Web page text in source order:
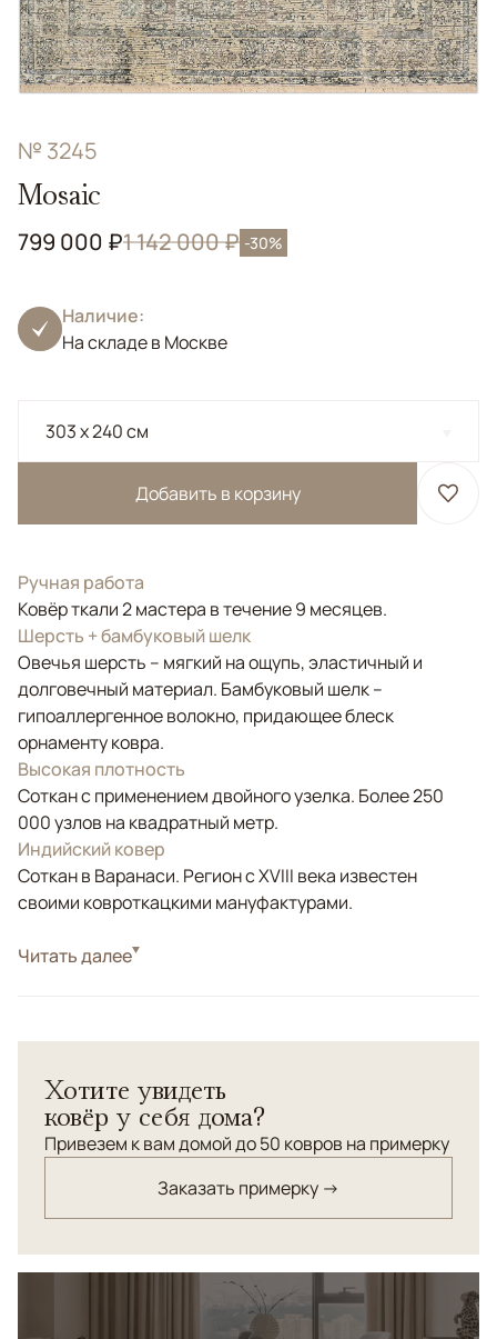
№ 3245
Mosaic
799 000 ₽1 142 000 ₽ -30%
Наличие:
На складе в Москве
303 x 240 см
Добавить в корзину
Ручная работа
Ковёр ткали 2 мастера в течение 9 месяцев.
Шерсть + бамбуковый шелк
Овечья шерсть – мягкий на ощупь, эластичный и
долговечный материал. Бамбуковый шелк –
гипоаллергенное волокно, придающее блеск
орнаменту ковра.
Высокая плотность
Соткан с применением двойного узелка. Более 250
000 узлов на квадратный метр.
Индийский ковер
Соткан в Варанаси. Регион с XVIII века известен
своими ковроткацкими мануфактурами.
СтильКлассические
разработке дизайна ковра из коллекции MOSAIC, с
потертостями и неровностями , демонстрирующими
ремесленное происхождение, - образец весьма
современному интерьеру самобытность и старинный
вид.
Читать далее
Хотите увидеть
ковёр у себя дома?
Привезем к вам домой до 50 ковров на примерку
Заказать примерку →